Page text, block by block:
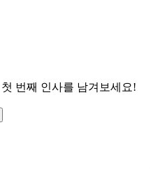
첫 번째 인사를 남겨보세요!